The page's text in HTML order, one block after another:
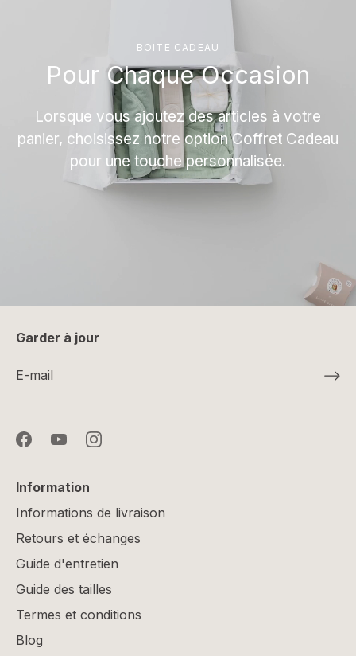
BOITE CADEAU
Pour Chaque Occasion
Lorsque vous ajoutez des articles à votre
panier, choisissez notre option Coffret Cadeau
pour une touche personnalisée.
Garder à jour
Information
Informations de livraison
Retours et échanges
Guide d'entretien
Guide des tailles
Termes et conditions
Blog